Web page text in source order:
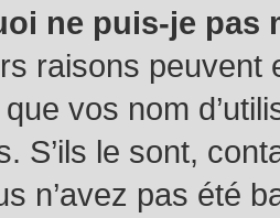
ne puis-je pas
raisons peuvent
vos nom
S’ils le sont,
n’avez pas été